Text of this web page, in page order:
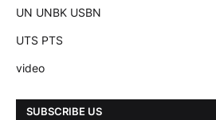
UN UNBK USBN
UTS PTS
video
SUBSCRIBE US